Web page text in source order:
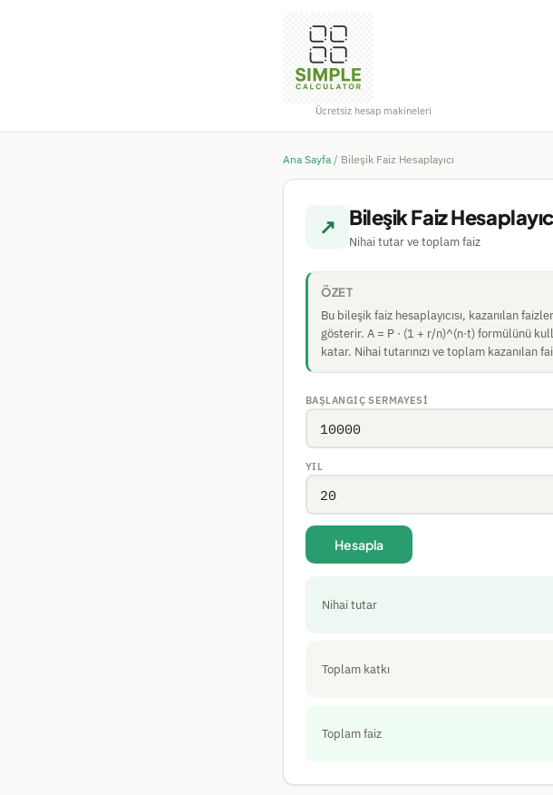
Ücretsiz hesap makineleri
Ana Sayfa / Bileşik Faiz Hesaplayıcı
↗ Bileşik Faiz
Nihai tutar ve toplam faiz
ÖZET
Bu bileşik faiz hesaplayıcısı, kazanılan
gösterir. A = P · (1 + r/n)^(n·t) formülünü
katar. Nihai tutarınızı ve toplam kazanılan
BAŞLANGIÇ SERMAYESI
YIL
Hesapla
Nihai tutar
Toplam katkı
Toplam faiz